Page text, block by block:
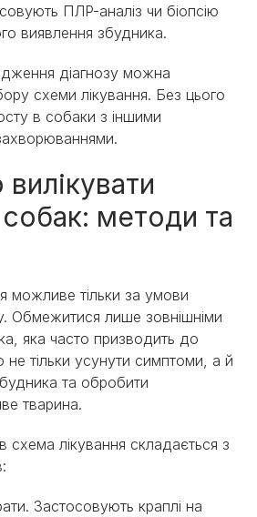
ПЛР-аналіз чи біопсію
виявлення збудника.
діагнозу можна
схеми лікування. Без цього
в собаки з іншими
методи та
можливе тільки за умови
Обмежитися лише зовнішніми
яка часто призводить до
тільки усунути симптоми, а й
та обробити
тварина.
схема лікування складається з
Застосовують краплі на